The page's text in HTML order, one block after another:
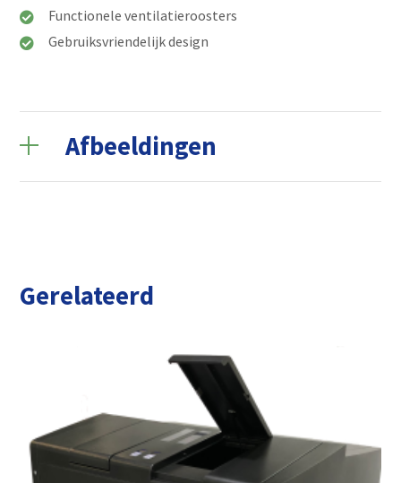
+31 6 82 94 67 96
Functionele ventilatieroosters
Gebruiksvriendelijk design
Afbeeldingen
Gerelateerd